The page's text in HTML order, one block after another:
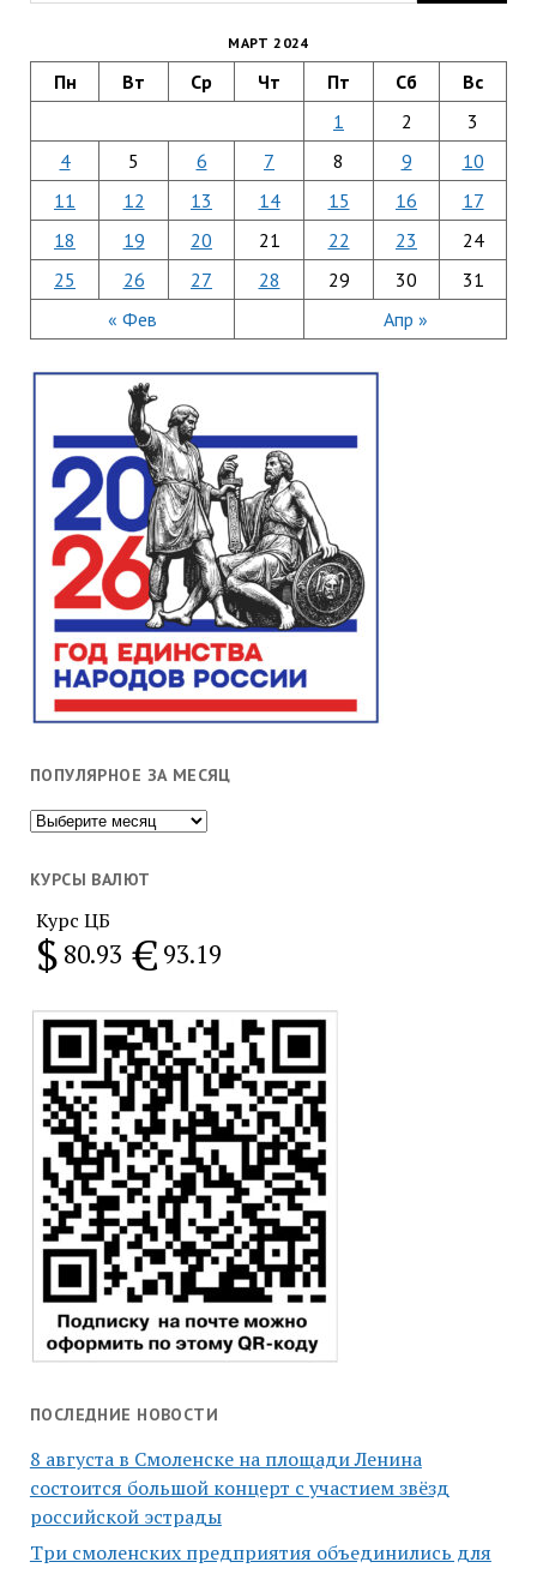
МАРТ 2024
Пн Вт Ср Чт Пт Сб Вс
« Фев Апр »
1 2
3
4
5 6 7 8 9
10
11
12 13 14 15 16
17
18
19 20 21 22 23
24
25
26 27 28 29 30 31
ПОПУЛЯРНОЕ ЗА МЕСЯЦ
Популярное
месяц
КУРСЫ ВАЛЮТ
Курс ЦБ
$ 80.93 € 93.19
ПОСЛЕДНИЕ НОВОСТИ
8 августа в Смоленске на площади Ленина
состоится большой концерт с участием звёзд
российской эстрады
Три смоленских предприятия объединились для